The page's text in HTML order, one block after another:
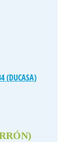
(DUCASA)